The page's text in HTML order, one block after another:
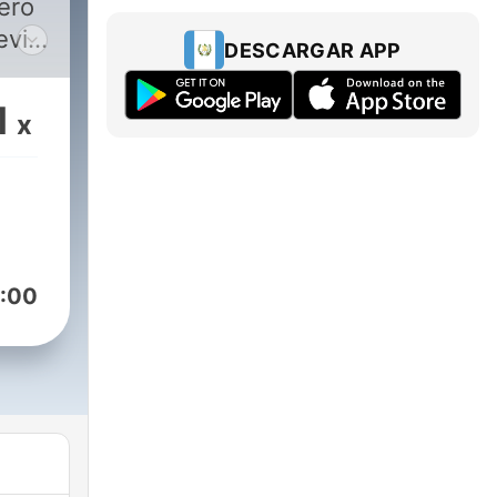
o
x
DESCARGAR APP